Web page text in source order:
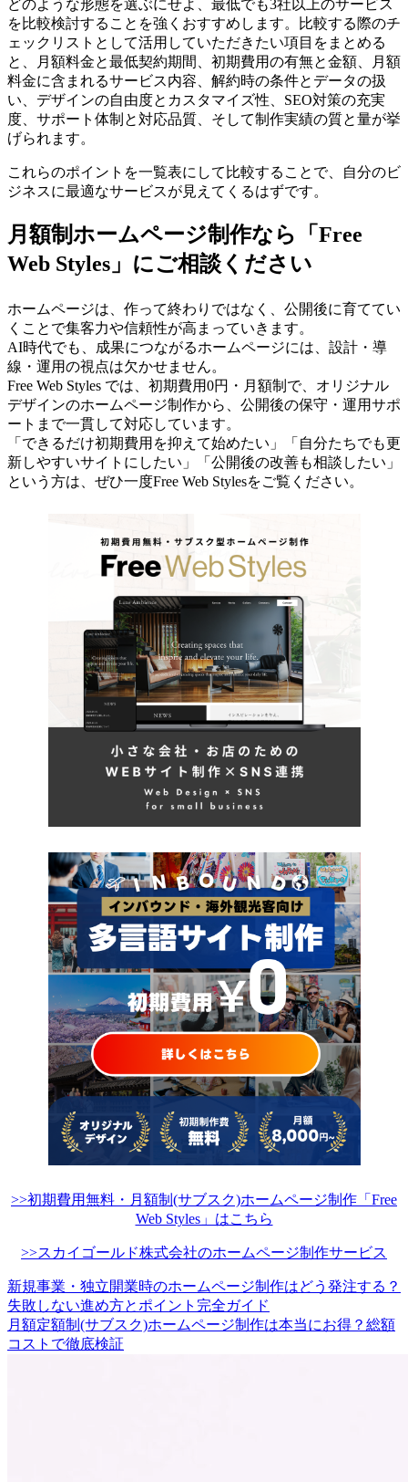
どのような形態を選ぶにせよ、最低でも3社以上のサービス
を比較検討することを強くおすすめします。比較する際のチ
ェックリストとして活用していただきたい項目をまとめる
と、月額料金と最低契約期間、初期費用の有無と金額、月額
料金に含まれるサービス内容、解約時の条件とデータの扱
い、デザインの自由度とカスタマイズ性、SEO対策の充実
度、サポート体制と対応品質、そして制作実績の質と量が挙
げられます。
これらのポイントを一覧表にして比較することで、自分のビ
ジネスに最適なサービスが見えてくるはずです。
月額制ホームページ制作なら「Free
Web Styles」にご相談ください
ホームページは、作って終わりではなく、公開後に育ててい
くことで集客力や信頼性が高まっていきます。
AI時代でも、成果につながるホームページには、設計・導
線・運用の視点は欠かせません。
Free Web Styles では、初期費用0円・月額制で、オリジナル
デザインのホームページ制作から、公開後の保守・運用サポ
ートまで一貫して対応しています。
「できるだけ初期費用を抑えて始めたい」「自分たちでも更
新しやすいサイトにしたい」「公開後の改善も相談したい」
という方は、ぜひ一度Free Web Stylesをご覧ください。
>>初期費用無料・月額制(サブスク)ホームページ制作「Free
Web Styles」はこちら
>>スカイゴールド株式会社のホームページ制作サービス
新規事業・独立開業時のホームページ制作はどう発注する？
失敗しない進め方とポイント完全ガイド
月額定額制(サブスク)ホームページ制作は本当にお得？総額
コストで徹底検証